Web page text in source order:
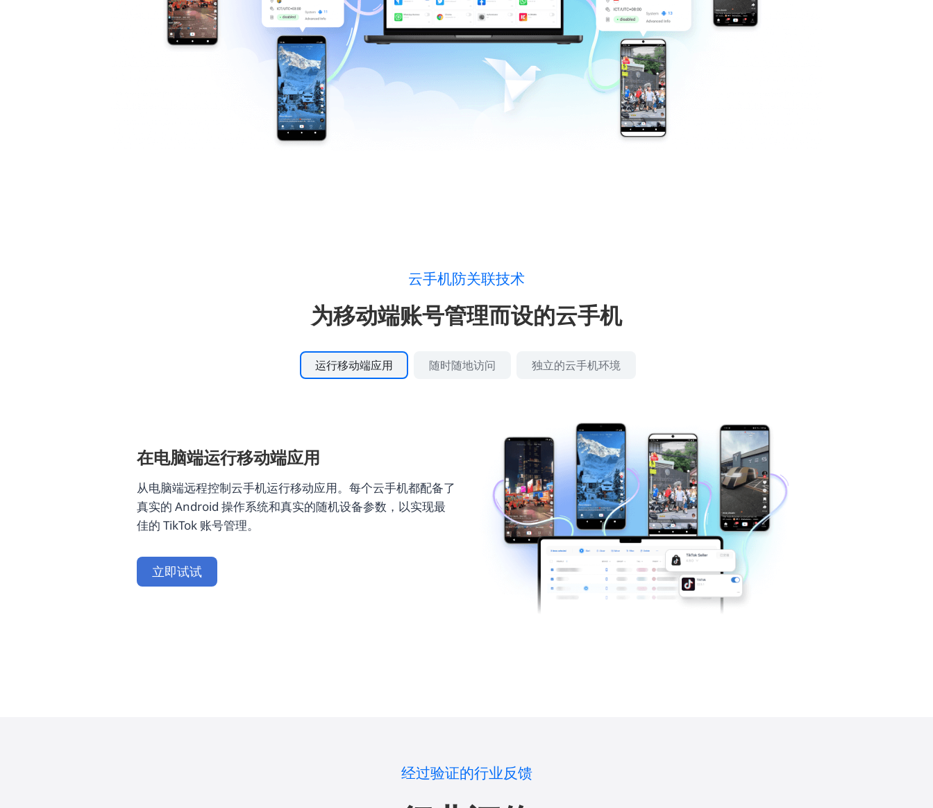
云手机防关联技术
为移动端账号管理而设的云手机
运行移动端应用 随时随地访问 独立的云手机环境
在电脑端运行移动端应用
从电脑端远程控制云手机运行移动应用。每个云手机都配备了
真实的 Android 操作系统和真实的随机设备参数，以实现最
佳的 TikTok 账号管理。
立即试试
经过验证的行业反馈